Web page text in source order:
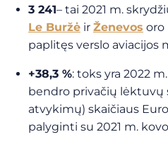
3 241– tai 2021 m.
Le Buržė ir Ženevos oro
paplitęs verslo aviacijos
+38,3 %: toks yra 2022
bendro privačių lėktuvų
atvykimų) skaičiaus
palyginti su 2021 m.